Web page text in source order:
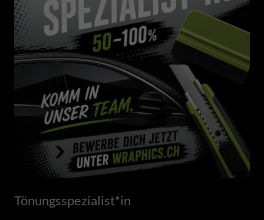
Tönungsspezialist*in